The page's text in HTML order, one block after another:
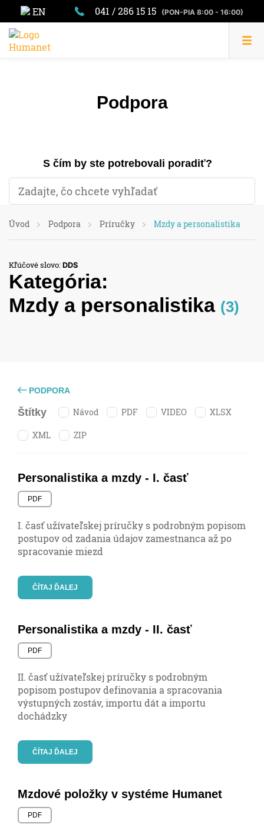
EN 041 / 286 15 15 (PON-PIA 8:00 - 16:00)
Podpora
S čím by ste potrebovali poradiť?
Úvod Podpora Príručky Mzdy a personalistika
Kľúčové slovo: DDS
Kategória:
Mzdy a personalistika (3)
PODPORA
Štítky Návod PDF VIDEO XLSX
XML ZIP
Personalistika a mzdy - I. časť
PDF
I. časť užívateľskej príručky s podrobným popisom
postupov od zadania údajov zamestnanca až po
spracovanie miezd
ČÍTAJ ĎALEJ
Personalistika a mzdy - II. časť
PDF
II. časť užívateľskej príručky s podrobným
popisom postupov definovania a spracovania
výstupných zostáv, importu dát a importu
dochádzky
ČÍTAJ ĎALEJ
Mzdové položky v systéme Humanet
PDF